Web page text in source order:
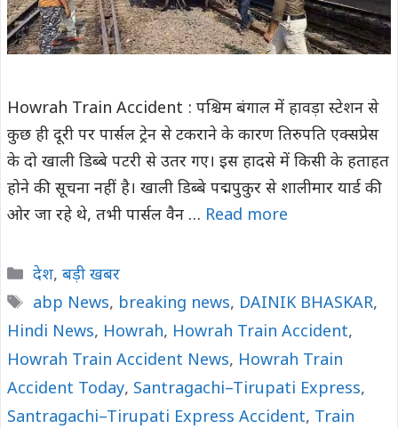
Howrah Train Accident : पश्चिम बंगाल में हावड़ा स्टेशन से
कुछ ही दूरी पर पार्सल ट्रेन से टकराने के कारण तिरुपति एक्सप्रेस
के दो खाली डिब्बे पटरी से उतर गए। इस हादसे में किसी के हताहत
होने की सूचना नहीं है। खाली डिब्बे पद्मपुकुर से शालीमार यार्ड की
ओर जा रहे थे, तभी पार्सल वैन … Read more
Categories
देश, बड़ी खबर
Tags
abp News, breaking news, DAINIK BHASKAR,
Hindi News, Howrah, Howrah Train Accident,
Howrah Train Accident News, Howrah Train
Accident Today, Santragachi–Tirupati Express,
Santragachi–Tirupati Express Accident, Train